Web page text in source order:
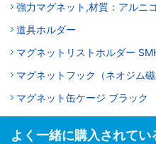
強力マグネット,材質：アルニ
道具ホルダー
マグネットリストホルダー
マグネットフック（ネオジム
マグネット缶ケージ ブラック
よく一緒に購入されてい